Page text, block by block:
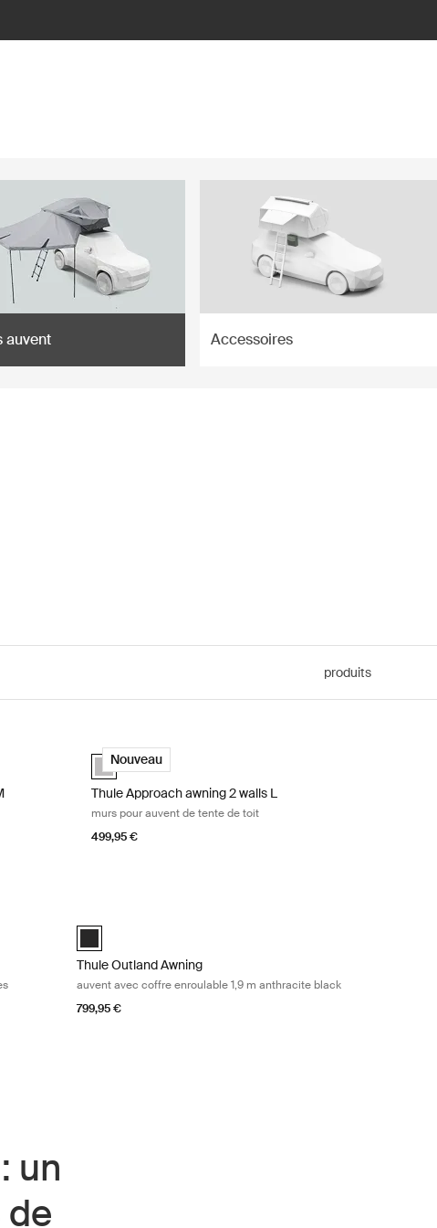
auvent Accessoires
produits
murs pour auvent de tente de toit Ashland grey
Thule Approach awning 2 walls L murs pour auvent de
Nouveau
Ashland grey (selected)
Thule Approach awning 2 walls L
murs pour auvent de tente de toit
499,95 €
Thule Outland Awning Anthracite (selected)
Thule Outland Awning
auvent avec coffre enroulable 1,9 m anthracite black
799,95 €
un